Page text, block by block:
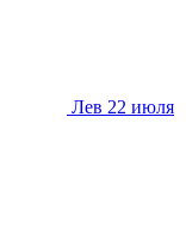
Лев 22 июля